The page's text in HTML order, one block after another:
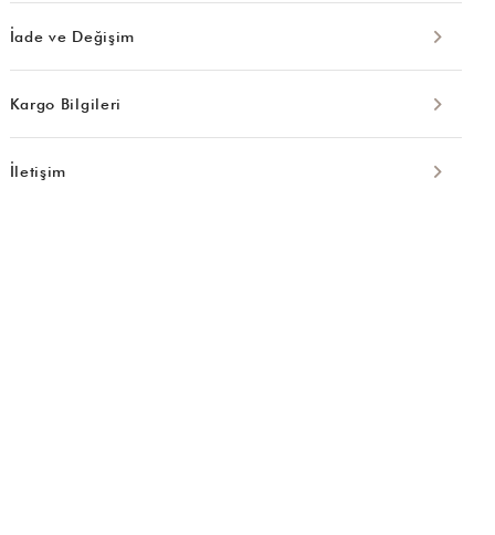
İade ve Değişim
Kargo Bilgileri
İletişim